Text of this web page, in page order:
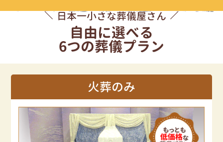
日本一小さな葬儀屋さん
自由に選べる
6つの葬儀プラン
火葬のみ